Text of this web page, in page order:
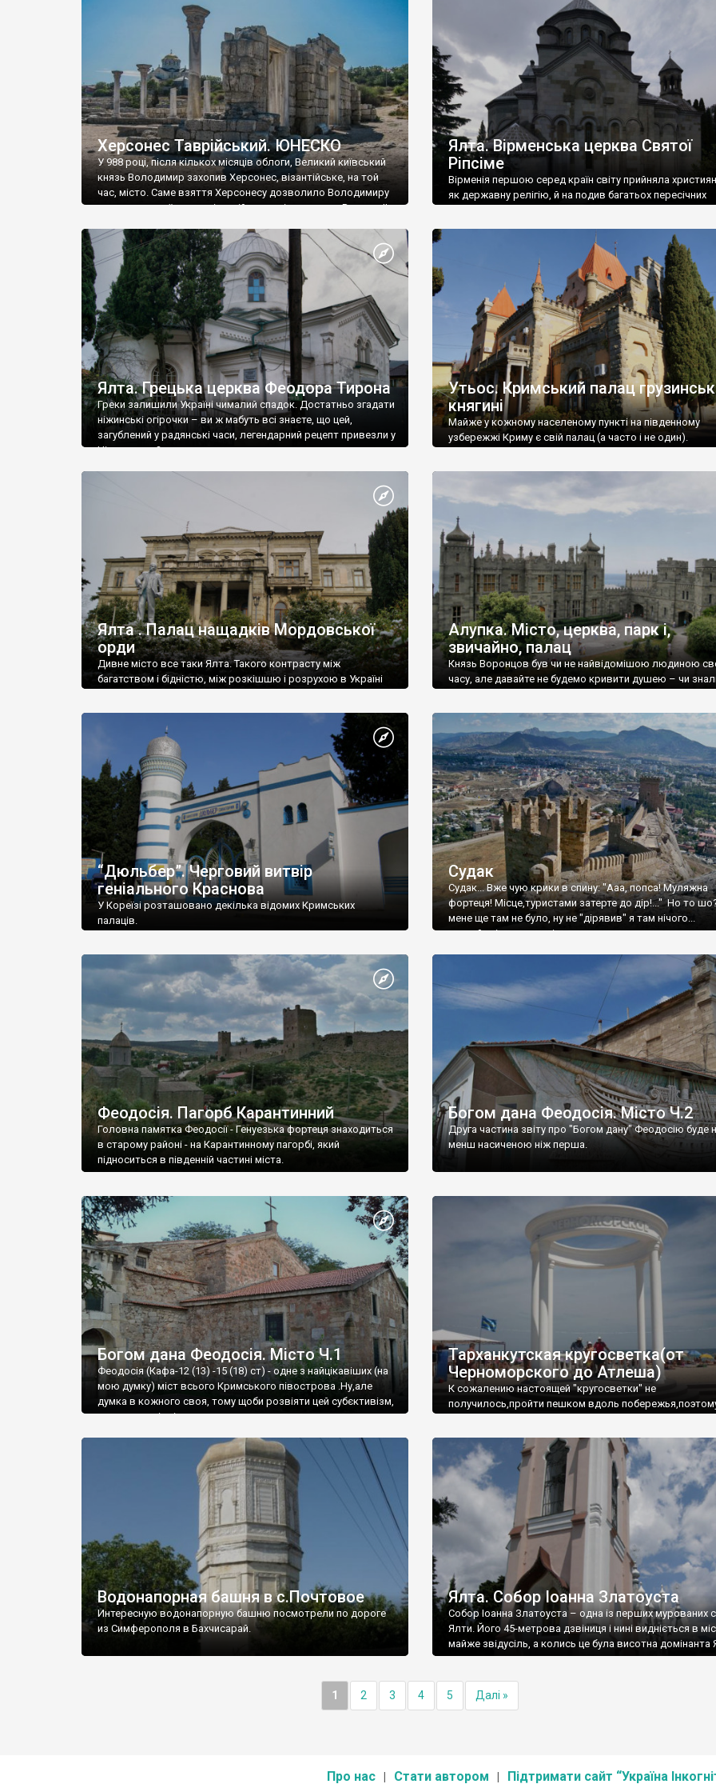
візантійської доби. Раритети викрадені з фондів об’єкту
культурної спадщини ЮНЕСКО «Херсонеса Таврійського».
Офіційно – на виставку «Золото Візантії», але експерти та
влада в Україні вважають це лише […]
називаються «повстяками» (postaki)…” “Вино. Крим
виробляє відмінне вино і його вдосталь: воно все
легке біле і дуже […]
Херсонес Таврійський. ЮНЕСКО
У 988 році, після кількох місяців облоги, Великий київський
князь Володимир захопив Херсонес, візантійське, на той
час, місто. Саме взяття Херсонесу дозволило Володимиру
диктувати свої умови візантійському імператору Василю ІІ,
Херсонесі Володимир-язичник, став Василем-
християнином. А потім було Хрещення Русі. На честь
Херсонесу Таврійського названо місто […]
Ялта. Вірменська церква Святої
Ріпсіме
Вірменія першою серед країн світу прийняла
як державну релігію, й на подив багатьох пересічних
Ялта. Грецька церква Феодора Тирона
Греки залишили Україні чималий спадок. Достатньо згадати
ніжинські огірочки – ви ж мабуть всі знаєте, що цей,
загублений у радянські часи, легендарний рецепт привезли у
Ніжин греки?
Утьос. Кримський палац
княгині
Майже у кожному населеному пункті на південному
узбережжі Криму є свій палац (а часто і не один).
Ялта . Палац нащадків Мордовської
орди
Дивне місто все таки Ялта. Такого контрасту між
багатством і бідністю, між розкішшю і розрухою в Україні
Алупка. Місто, церква, парк і,
звичайно, палац
Князь Воронцов був чи не найвідомішою людиною
часу, але давайте не будемо кривити душею – чи
“Дюльбер”. Черговий витвір
геніального Краснова
У Кореїзі розташовано декілька відомих Кримських
палаців.
Судак
Судак... Вже чую крики в спину: "Ааа, попса! Муляжна
фортеця! Місце,туристами затерте до дір!..." Но то
мене ще там не було, ну не "дірявив" я там нічого...
принаймні до цього літа.
Феодосія. Пагорб Карантинний
Головна памятка Феодосії - Генуезька фортеця знаходиться
в старому районі - на Карантинному пагорбі, який
підноситься в південній частині міста.
Богом дана Феодосія. Місто Ч.2
Друга частина звіту про "Богом дану" Феодосію буде
менш насиченою ніж перша.
Богом дана Феодосія. Місто Ч.1
Феодосія (Кафа-12 (13) -15 (18) ст) - одне з найцікавіших (на
мою думку) міст всього Кримського півострова .Ну,але
думка в кожного своя, тому щоби розвіяти цей субєктивізм,
запрошую відвідати це
Тарханкутская кругосветка(от
Черноморского до Атлеша)
К сожалению настоящей "кругосветки" не
получилось,пройти пешком вдоль
Водонапорная башня в с.Почтовое
Интересную водонапорную башню посмотрели по дороге
из Симферополя в Бахчисарай.
Ялта. Собор Іоанна Златоуста
Собор Іоанна Златоуста – одна із перших мурованих
Ялти. Його 45-метрова дзвіниця і нині видніється в
майже звідусіль, а колись це була висотна домінанта
1 2 3 4 5 Далі »
Про нас Стати автором Підтримати сайт “Україна